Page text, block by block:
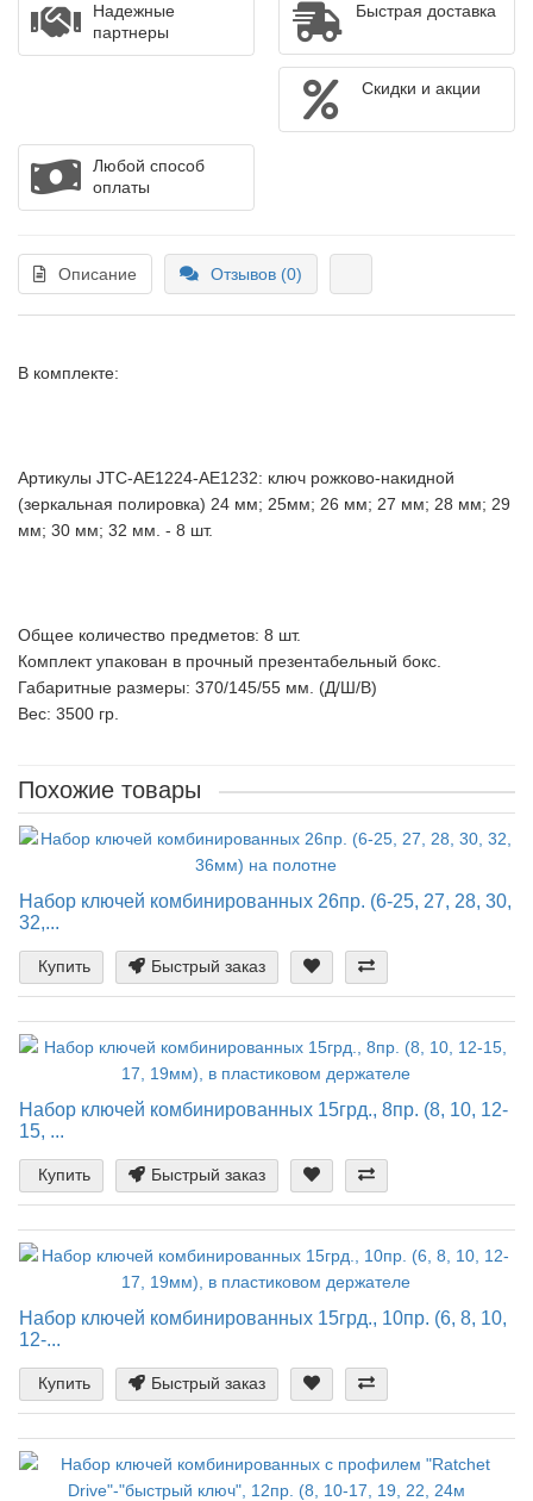
Надежные
партнеры
Быстрая доставка
Скидки и акции
Любой способ
оплаты
Описание Отзывов (0)
В комплекте:
Артикулы JTC-АЕ1224-АЕ1232: ключ рожково-накидной
(зеркальная полировка) 24 мм; 25мм; 26 мм; 27 мм; 28 мм; 29
мм; 30 мм; 32 мм. - 8 шт.
Общее количество предметов: 8 шт.
Комплект упакован в прочный презентабельный бокс.
Габаритные размеры: 370/145/55 мм. (Д/Ш/В)
Вес: 3500 гр.
Похожие товары
Набор ключей комбинированных 26пр. (6-25, 27, 28, 30,
32,...
Купить Быстрый заказ
Набор ключей комбинированных 15грд., 8пр. (8, 10, 12-
15, ...
Купить Быстрый заказ
Набор ключей комбинированных 15грд., 10пр. (6, 8, 10,
12-...
Купить Быстрый заказ